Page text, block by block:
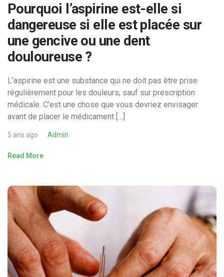
Pourquoi l’aspirine est-elle si
dangereuse si elle est placée sur
une gencive ou une dent
douloureuse ?
L’aspirine est une substance qui ne doit pas être prise
régulièrement pour les douleurs, sauf sur prescription
médicale. C’est une chose que vous devriez envisager
avant de placer le médicament […]
5 ans ago Admin
Read More